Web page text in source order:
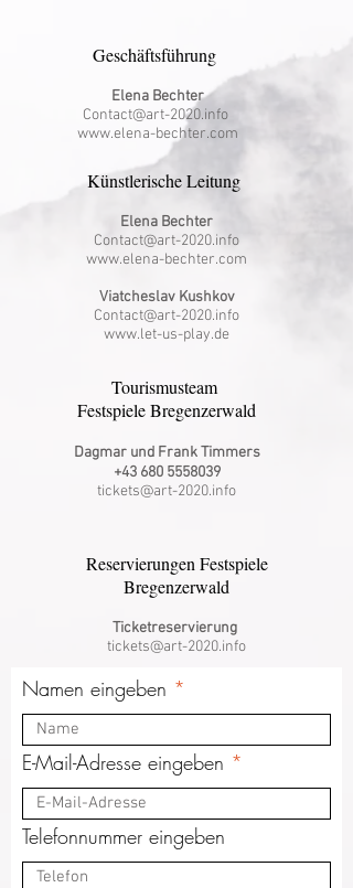
Geschäftsführung
Elena Bechter
Contact@art-2020.info
www.elena-bechter.com
Künstlerische Leitung
Elena Bechter
Contact@art-2020.info
www.elena-bechter.com
Viatcheslav Kushkov
Contact@art-2020.info
www.let-us-play.de
Tourismusteam
Festspiele Bregenzerwald
Dagmar und Frank Timmers
+43 680 5558039
tickets@art-2020.info
Reservierungen Festspiele
Bregenzerwald
Ticketreservierung
tickets@art-2020.info
Namen eingeben
E-Mail-Adresse eingeben
Telefonnummer eingeben